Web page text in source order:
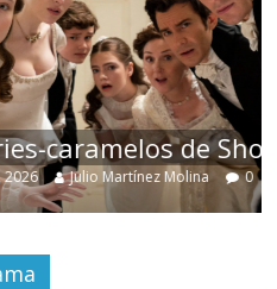
de Shondaland
Molina 0